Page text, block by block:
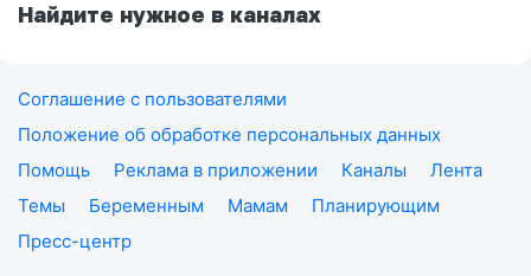
Найдите нужное в каналах
Соглашение с пользователями
Положение об обработке персональных данных
Помощь
Реклама в приложении Каналы
Лента
Темы
Беременным Мамам
Планирующим
Пресс-центр